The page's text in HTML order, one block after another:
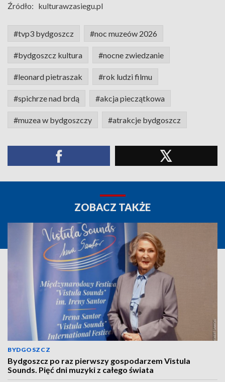
Źródło: kulturawzasiegu.pl
#tvp3 bydgoszcz #noc muzeów 2026
#bydgoszcz kultura #nocne zwiedzanie
#leonard pietraszak #rok ludzi filmu
#spichrze nad brdą #akcja pieczątkowa
#muzea w bydgoszczy #atrakcje bydgoszcz
ZOBACZ TAKŻE
BYDGOSZCZ
Bydgoszcz po raz pierwszy gospodarzem Vistula
Sounds. Pięć dni muzyki z całego świata